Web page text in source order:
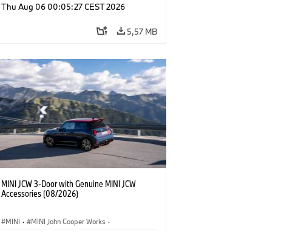
Doplňky na přání, příslušenství
Thu Aug 06 00:05:27 CEST 2026
5,57 MB
MINI JCW 3-Door with Genuine MINI JCW
Accessories (08/2026)
MINI · MINI John Cooper Works ·